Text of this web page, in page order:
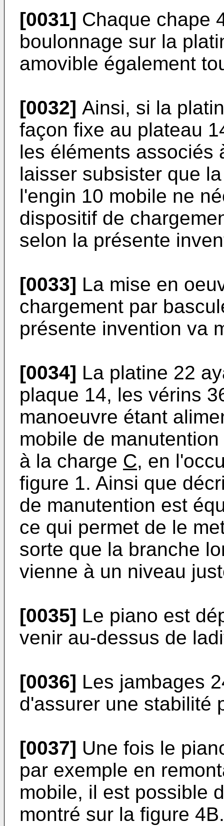
[0031] Chaque chape
boulonnage sur la
amovible également
[0032] Ainsi, si la
façon fixe au plateau
les éléments associés
laisser subsister que
l'engin 10 mobile ne
dispositif de
selon la présente
[0033] La mise en
chargement par
présente invention va
[0034] La platine 22
plaque 14, les vérins
manoeuvre étant
mobile de
à la charge C, en
figure 1. Ainsi que
de manutention est
ce qui permet de le
sorte que la branche
vienne à un niveau
[0035] Le piano est
venir au-dessus de
[0036] Les jambages
d'assurer une stabilité
[0037] Une fois le
par exemple en
mobile, il est possible
montré sur la figure 4B.